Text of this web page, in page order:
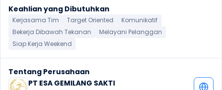
Keahlian yang Dibutuhkan
Kerjasama Tim Target Oriented
Komunikatif
Bekerja Dibawah Tekanan
Melayani Pelanggan
Siap Kerja Weekend
Tentang Perusahaan
PT ESA GEMILANG SAKTI